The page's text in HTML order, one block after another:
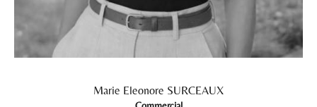
Marie Eleonore SURCEAUX